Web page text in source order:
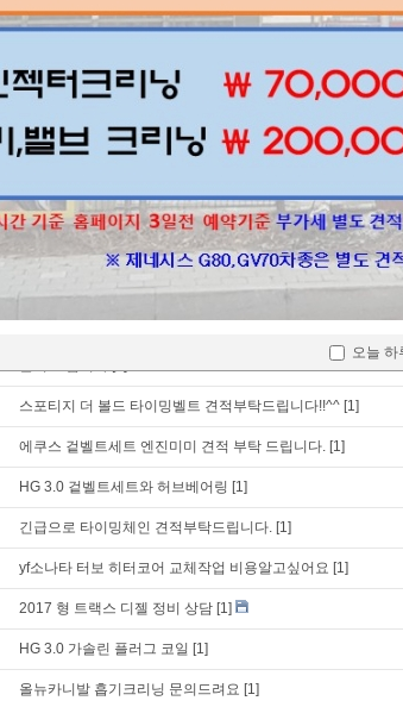
오늘 하
상담시 >>차종 / 차대번호 뒤 6자리/연식/전화번호 남겨주셔
포터2 [1]
등속조인트 부트교환 [1]
17년식 k7 등속부트교체 문의 [1]
등속조인트 부트교체 작업비용하고 작업시간 문의드립니다.
스포티지 더 볼드 타이밍벨트 견적부탁드립니다!!^^ [1]
에쿠스 겉벨트세트 엔진미미 견적 부탁 드립니다. [1]
HG 3.0 겉벨트세트와 허브베어링 [1]
긴급으로 타이밍체인 견적부탁드립니다. [1]
yf소나타 터보 히터코어 교체작업 비용알고싶어요 [1]
2017 형 트랙스 디젤 정비 상담 [1]
HG 3.0 가솔린 플러그 코일 [1]
올뉴카니발 흡기크리닝 문의드려요 [1]